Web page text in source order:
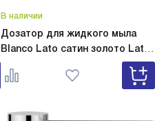
В наличии
Дозатор для жидкого мыла
Blanco Lato сатин золото Lato